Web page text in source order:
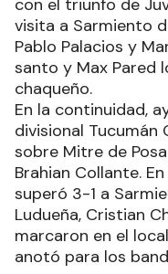
con el triunfo de
visita a Sarmiento
Pablo Palacios y
santo y Max Pared
chaqueño.
En la continuidad,
divisional
sobre Mitre de
Brahian Collante.
superó 3-1 a
Ludueña, Cristian
marcaron en el
anotó para los